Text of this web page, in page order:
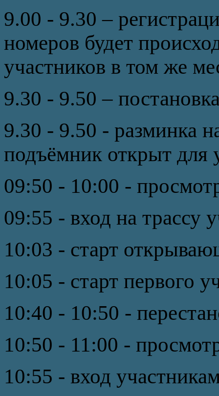
9.00 - 9.30 –
номеров будет
участников в том же
9.30 - 9.50 –
9.30 - 9.50 - разминка
подъёмник открыт для
09:50 - 10:00 -
09:55 - вход на трассу
10:03 - старт
10:05 - старт первого
10:40 - 10:50 -
10:50 - 11:00 -
10:55 - вход